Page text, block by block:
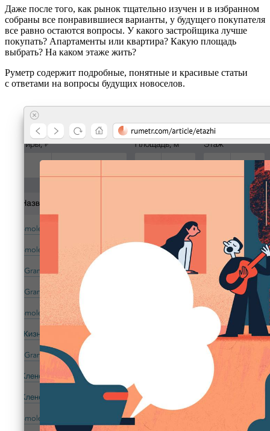
Даже после того, как рынок тщательно изучен и в избранном
собраны все понравившиеся варианты, у будущего покупателя
все равно остаются вопросы. У какого застройщика лучше
покупать? Апартаменты или квартира? Какую площадь
выбрать? На каком этаже жить?
Руметр содержит подробные, понятные и красивые статьи
с ответами на вопросы будущих новоселов.